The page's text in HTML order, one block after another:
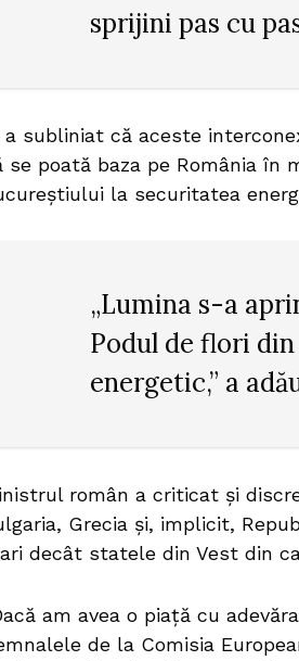
sprijini pas cu
a subliniat că aceste
se poată baza pe România în
la securitatea
„Lumina s-a
Podul de flori
energetic,” a
român a criticat și
Grecia și, implicit,
decât statele din Vest din
am avea o piață cu
de la Comisia